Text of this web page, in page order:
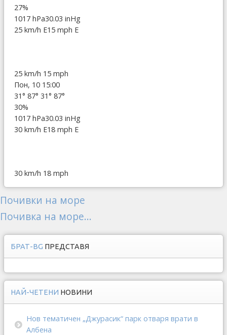
27%
1017 hPa30.03 inHg
25 km/h E15 mph E
25 km/h 15 mph
Пон, 10 15:00
31° 87° 31° 87°
30%
1017 hPa30.03 inHg
30 km/h E18 mph E
30 km/h 18 mph
Почивки на море
Почивка на море...
БРАТ-BG ПРЕДСТАВЯ
НАЙ-ЧЕТЕНИ НОВИНИ
Нов тематичен „Джурасик“ парк отваря врати в
Албена